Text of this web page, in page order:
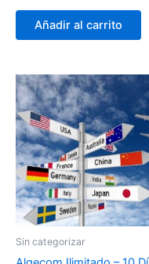
Añadir al carrito
Sin categorizar